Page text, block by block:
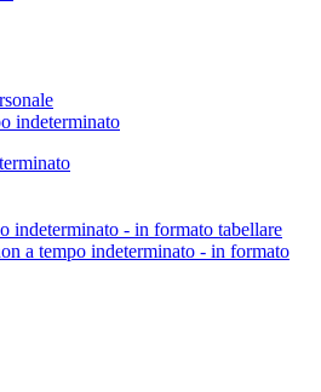
indeterminato
indeterminato - in formato tabellare
a tempo indeterminato - in formato